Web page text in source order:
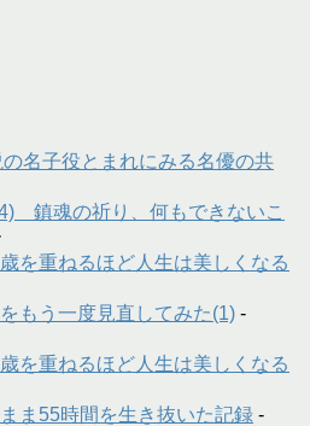
名子役とまれにみる名優の共
鎮魂の祈り、何もできないこ
を重ねるほど人生は美しくなる
もう一度見直してみた(1) -
を重ねるほど人生は美しくなる
ま55時間を生き抜いた記録 -